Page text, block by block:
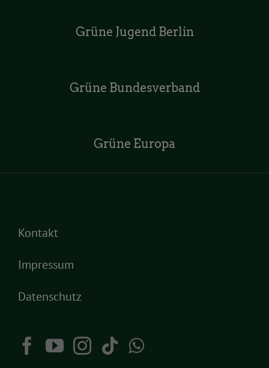
Grüne Jugend Berlin
Grüne Bundesverband
Grüne Europa
Kontakt
Impressum
Datenschutz